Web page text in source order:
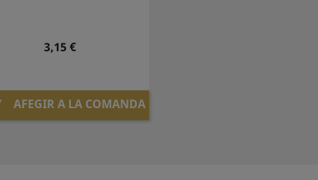
Preu
3,15 €
AFEGIR A LA COMANDA